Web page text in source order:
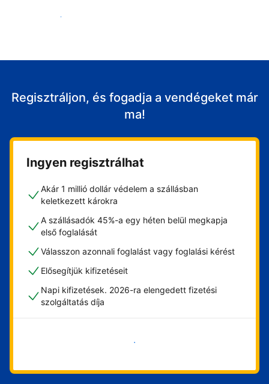
Fogadja vendégeit
Regisztráljon, és fogadja a vendégeket már
ma!
Ingyen regisztrálhat
Akár 1 millió dollár védelem a szállásban
keletkezett károkra
A szállásadók 45%-a egy héten belül megkapja
első foglalását
Válasszon azonnali foglalást vagy foglalási kérést
Elősegítjük kifizetéseit
Napi kifizetések. 2026-ra elengedett fizetési
szolgáltatás díja
Vágjon bele most